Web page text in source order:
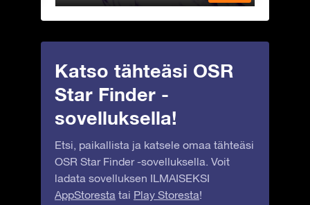
Katso tähteäsi OSR
Star Finder -
sovelluksella!
Etsi, paikallista ja katsele omaa tähteäsi
OSR Star Finder -sovelluksella. Voit
ladata sovelluksen ILMAISEKSI
AppStoresta tai Play Storesta!